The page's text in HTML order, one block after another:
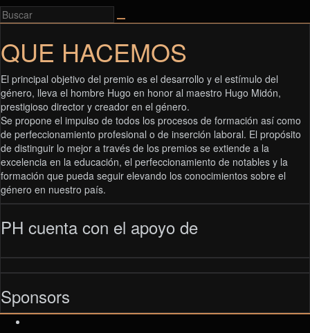
QUE HACEMOS
El principal objetivo del premio es el desarrollo y el estímulo del
género, lleva el hombre Hugo en honor al maestro Hugo Midón,
prestigioso director y creador en el género.
Se propone el impulso de todos los procesos de formación así como
de perfeccionamiento profesional o de inserción laboral. El propósito
de distinguir lo mejor a través de los premios se extiende a la
excelencia en la educación, el perfeccionamiento de notables y la
formación que pueda seguir elevando los conocimientos sobre el
género en nuestro país.
PH cuenta con el apoyo de
Sponsors